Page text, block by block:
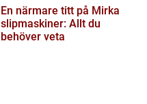
En närmare titt på Mirka
slipmaskiner: Allt du
behöver veta